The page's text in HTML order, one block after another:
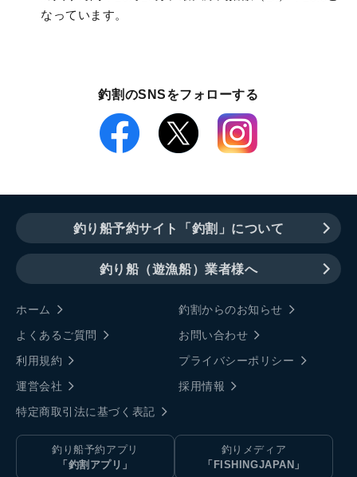
なっています。
釣割のSNSをフォローする
釣り船予約サイト「釣割」について
釣り船（遊漁船）業者様へ
ホーム
釣割からのお知らせ
よくあるご質問
お問い合わせ
利用規約
プライバシーポリシー
運営会社
採用情報
特定商取引法に基づく表記
釣り船予約アプリ
「釣割アプリ」
釣りメディア
「FISHINGJAPAN」